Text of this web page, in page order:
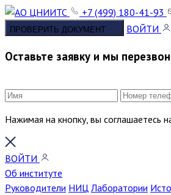
+7 (499) 180-41-93
ПРОВЕРИТЬ ДОКУМЕНТ ВОЙТИ
Оставьте заявку и мы
Нажимая на кнопку, вы соглашаетесь
ВОЙТИ
Об институте
Руководители НИЦ Лаборатории